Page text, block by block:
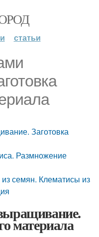
статьи
Заготовка
Размножение
семян. Клематисы из
материала